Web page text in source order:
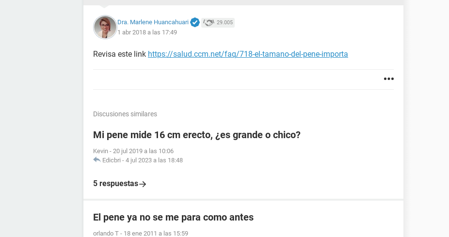
Dra. Marlene Huancahuari 29.005
1 abr 2018 a las 17:49
Revisa este link https://salud.ccm.net/faq/718-el-tamano-del-pene-importa
Discusiones similares
Mi pene mide 16 cm erecto, ¿es grande o chico?
Kevin - 20 jul 2019 a las 10:06
Edicbri - 4 jul 2023 a las 18:48
5 respuestas
El pene ya no se me para como antes
orlando T - 18 ene 2011 a las 15:59